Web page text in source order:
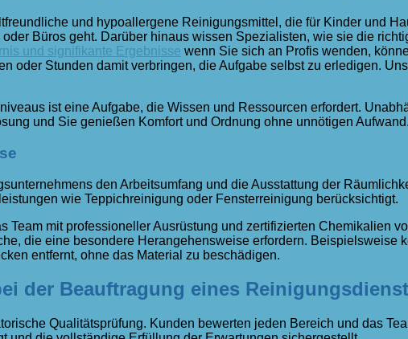
und hypoallergene Reinigungsmittel, die für Kinder und
Büros geht. Darüber hinaus wissen Spezialisten, wie sie die
und signifikante Ergebnisse wenn Sie sich an Profis wenden,
oder Stunden damit verbringen, die Aufgabe selbst zu erledigen.
ist eine Aufgabe, die Wissen und Ressourcen erfordert.
und Sie genießen Komfort und Ordnung ohne unnötigen Aufwand.
den Arbeitsumfang und die Ausstattung der
wie Teppichreinigung oder Fensterreinigung berücksichtigt.
Team mit professioneller Ausrüstung und zertifizierten Chemikalien
die eine besondere Herangehensweise erfordern. Beispielsweise
entfernt, ohne das Material zu beschädigen.
der Beauftragung eines
Qualitätsprüfung. Kunden bewerten jeden Bereich und das